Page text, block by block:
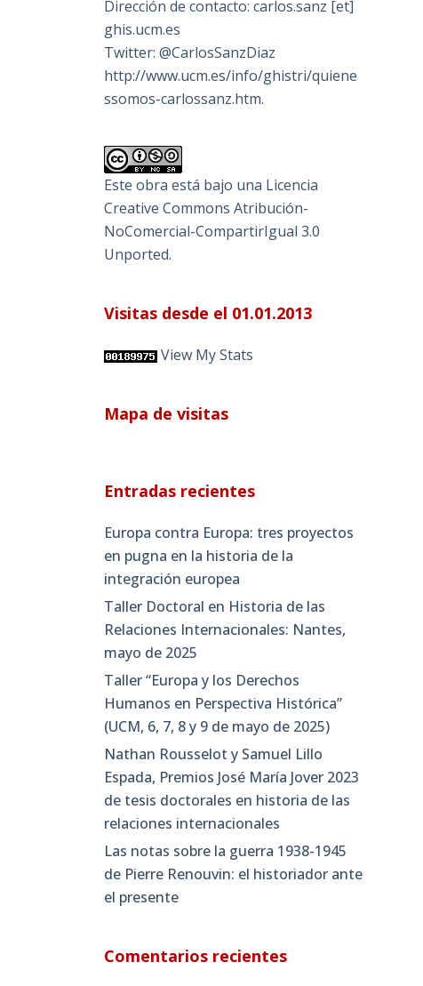
Dirección de contacto: carlos.sanz [et]
ghis.ucm.es
Twitter: @CarlosSanzDiaz
http://www.ucm.es/info/ghistri/quiene
ssomos-carlossanz.htm.
Este obra está bajo una Licencia
Creative Commons Atribución-
NoComercial-CompartirIgual 3.0
Unported.
Visitas desde el 01.01.2013
View My Stats
Mapa de visitas
Entradas recientes
Europa contra Europa: tres proyectos
en pugna en la historia de la
integración europea
Taller Doctoral en Historia de las
Relaciones Internacionales: Nantes,
mayo de 2025
Taller “Europa y los Derechos
Humanos en Perspectiva Histórica”
(UCM, 6, 7, 8 y 9 de mayo de 2025)
Nathan Rousselot y Samuel Lillo
Espada, Premios José María Jover 2023
de tesis doctorales en historia de las
relaciones internacionales
Las notas sobre la guerra 1938-1945
de Pierre Renouvin: el historiador ante
el presente
Comentarios recientes